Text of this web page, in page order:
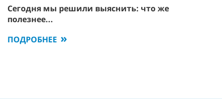
Сегодня мы решили выяснить: что же
полезнее...
ПОДРОБНЕЕ